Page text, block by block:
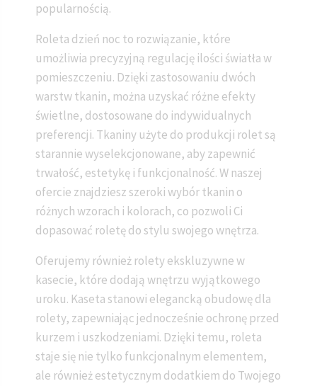
popularnością.
Roleta dzień noc to rozwiązanie, które
umożliwia precyzyjną regulację ilości światła w
pomieszczeniu. Dzięki zastosowaniu dwóch
warstw tkanin, można uzyskać różne efekty
świetlne, dostosowane do indywidualnych
preferencji. Tkaniny użyte do produkcji rolet są
starannie wyselekcjonowane, aby zapewnić
trwałość, estetykę i funkcjonalność. W naszej
ofercie znajdziesz szeroki wybór tkanin o
różnych wzorach i kolorach, co pozwoli Ci
dopasować roletę do stylu swojego wnętrza.
Oferujemy również rolety ekskluzywne w
kasecie, które dodają wnętrzu wyjątkowego
uroku. Kaseta stanowi elegancką obudowę dla
rolety, zapewniając jednocześnie ochronę przed
kurzem i uszkodzeniami. Dzięki temu, roleta
staje się nie tylko funkcjonalnym elementem,
ale również estetycznym dodatkiem do Twojego